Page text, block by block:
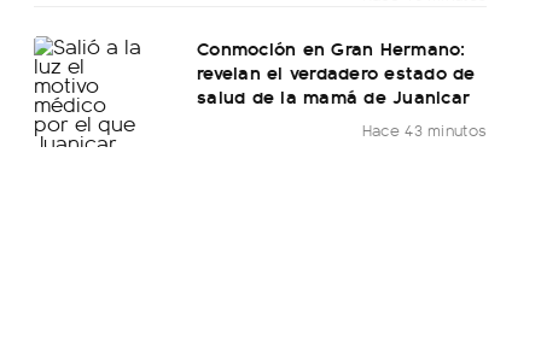
Conmoción en Gran Hermano:
revelan el verdadero estado de
salud de la mamá de Juanicar
Hace 43 minutos